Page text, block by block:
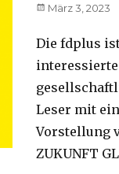
Posted
März 3, 2023
Die fdplus
Leser mit
Vorstellung
ZUKUNFT